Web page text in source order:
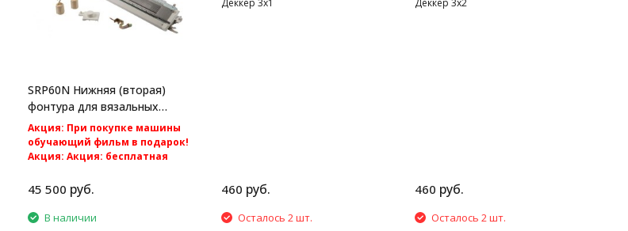
SRP60N Нижняя (вторая)
фонтура для вязальных
машин Silver Reed
Акция: При покупке машины
обучающий фильм в подарок!
Акция: Акция: бесплатная
Вторая фонтура к вязальным
машинам 5 класса Silver Reed
SK280 и Silver Reed SK840.
45 500 руб.
В наличии
Деккер 3х1
460 руб.
Осталось 2 шт.
Деккер 3х2
460 руб.
Осталось 2 шт.